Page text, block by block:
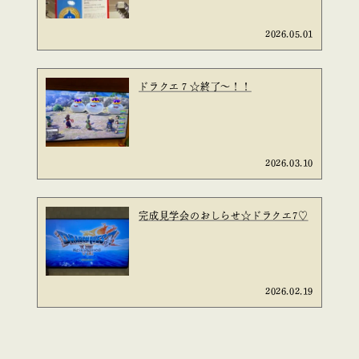
2026.05.01
ドラクエ７☆終了～！！
2026.03.10
完成見学会のおしらせ☆ドラクエ7♡
2026.02.19